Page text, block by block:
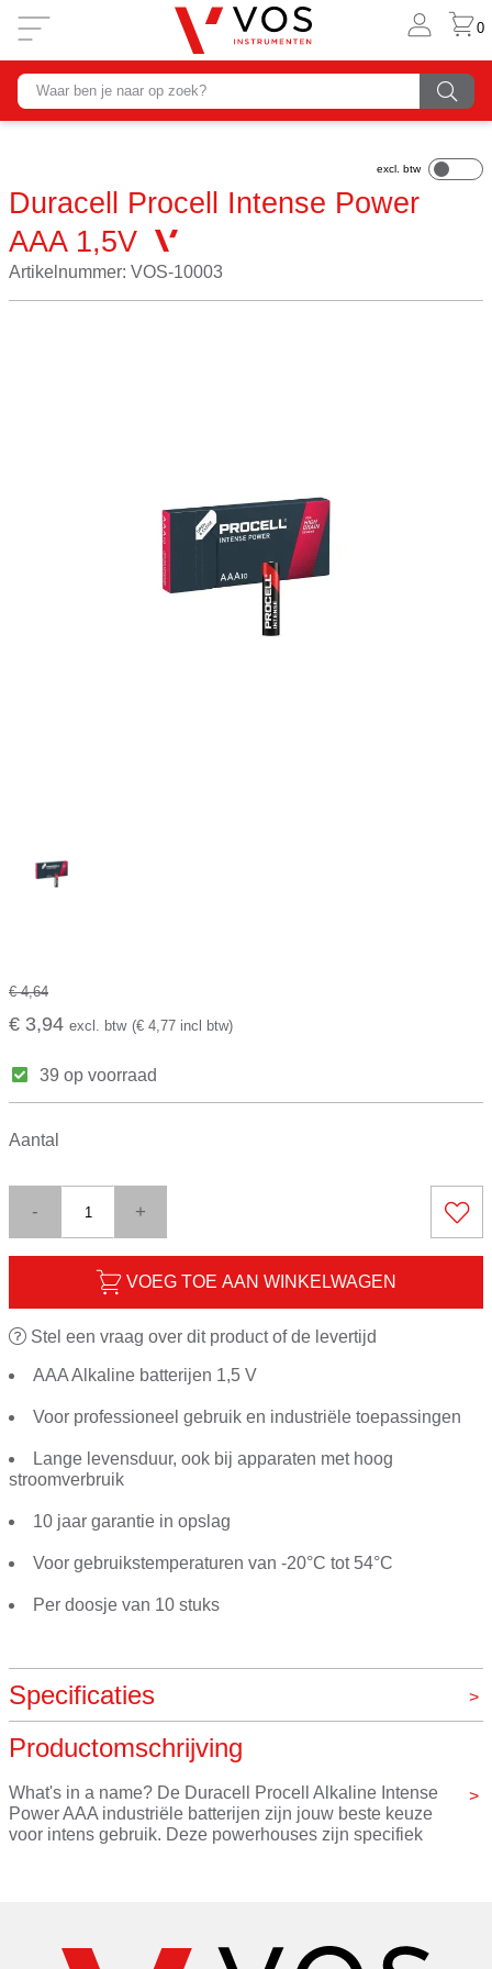
0
Duracell Procell Intense Power
AAA 1,5V
Artikelnummer: VOS-10003
€ 4,64
€ 3,94 excl. btw (€ 4,77 incl btw)
39 op voorraad
Aantal
- +
VOEG TOE AAN WINKELWAGEN
Stel een vraag over dit product of de levertijd
AAA Alkaline batterijen 1,5 V
Voor professioneel gebruik en industriële toepassingen
Lange levensduur, ook bij apparaten met hoog
stroomverbruik
10 jaar garantie in opslag
Voor gebruikstemperaturen van -20°C tot 54°C
Per doosje van 10 stuks
Specificaties
Merk
Productomschrijving
What's in a name? De Duracell Procell Alkaline Intense
Power AAA industriële batterijen zijn jouw beste keuze
voor intens gebruik. Deze powerhouses zijn specifiek